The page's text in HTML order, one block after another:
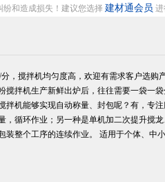
和造成损失！建议您选择 建材通会员 进
，搅拌机均匀度高，欢迎有需求客户选购
搅拌机生产新鲜出炉后，往往需要一袋一
机能够实现自动称量、封包呢？有，专
，循环作业；另一种是单机加二次提升搅
整个工序的连续作业。 适用于个体、中